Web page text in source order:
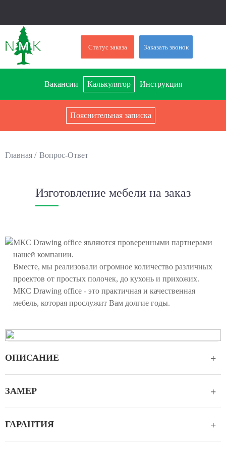
Статус заказа Заказать звонок
Вакансии Калькулятор Инструкция
Пояснительная записка
Главная Вопрос-Ответ
Изготовление мебели на заказ
МКС Drawing office являются проверенными партнерами
нашей компании.
Вместе, мы реализовали огромное количество различных
проектов от простых полочек, до кухонь и прихожих.
МКС Drawing office - это практичная и качественная
мебель, которая прослужит Вам долгие годы.
ОПИСАНИЕ +
уникальную возможность заказать современную мебель для
дома и офиса достойного качества по приемлемой цене и в
Выбирайте уют вместе с нами.
ЗАМЕР +
благодаря чему мы создаем мебель под Вашу конкретную
планировку. Точность до миллиметра. Любые формы и
ГАРАНТИЯ +